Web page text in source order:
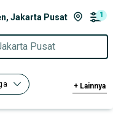
Jakarta Pusat 1
Pusat
+ Lainnya